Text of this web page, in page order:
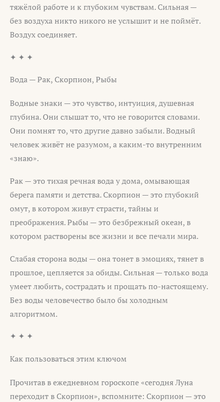
тяжёлой работе и к глубоким чувствам. Сильная —
без воздуха никто никого не услышит и не поймёт.
Воздух соединяет.
✦ ✦ ✦
Вода — Рак, Скорпион, Рыбы
Водные знаки — это чувство, интуиция, душевная
глубина. Они слышат то, что не говорится словами.
Они помнят то, что другие давно забыли. Водный
человек живёт не разумом, а каким-то внутренним
«знаю».
Рак — это тихая речная вода у дома, омывающая
берега памяти и детства. Скорпион — это глубокий
омут, в котором живут страсти, тайны и
преображения. Рыбы — это безбрежный океан, в
котором растворены все жизни и все печали мира.
Слабая сторона воды — она тонет в эмоциях, тянет в
прошлое, цепляется за обиды. Сильная — только вода
умеет любить, сострадать и прощать по-настоящему.
Без воды человечество было бы холодным
алгоритмом.
✦ ✦ ✦
Как пользоваться этим ключом
Прочитав в ежедневном гороскопе «сегодня Луна
переходит в Скорпион», вспомните: Скорпион — это